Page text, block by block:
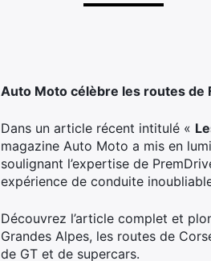
Auto Moto célèbre les routes de
Dans un article récent intitulé «
magazine Auto Moto a mis en
soulignant l’expertise de
expérience de conduite
Découvrez l’article complet et
Grandes Alpes, les routes de
de GT et de supercars.